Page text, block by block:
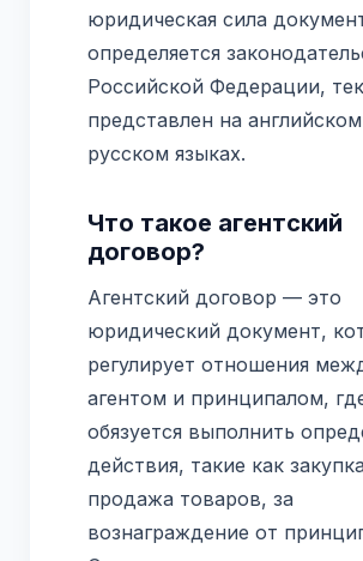
юридическая сила
определяется
Российской Федерации,
представлен на
русском языках.
Что такое агентский
договор?
Агентский договор — это
юридический документ,
регулирует отношения
агентом и принципалом,
обязуется выполнить
действия, такие как
продажа товаров, за
вознаграждение от